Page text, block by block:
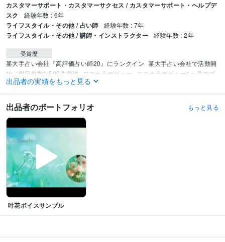
カスタマーサポート・カスタマーサクセス / カスタマーサポート・ヘルプデ
スク
経験年数 : 6年
ライフスタイル・その他 / 占い師 経験年数 : 7年
ライフスタイル・その他 / 講師・インストラクター 経験年数 : 2年
受賞歴
某大手占い会社『高評価占い師20』にランクイン 某大手占い会社で活動開
始／鑑定件数1,500件突破
ココナラデビュー
ココナラデビュー1ヶ月でプ
ラチナランク昇格 ココナラ様よりお声がけいただき『認定占い師』として
その他ツール
タロット占い:6年 タロット占い講師:1年
出品者の実績をもっと見る
出品者のポートフォリオ もっと見る
叶花ボイスサンプル